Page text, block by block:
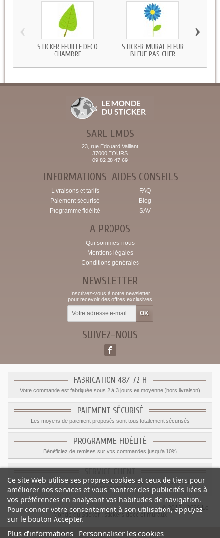
STICKER FEUILLE DECO
CHAMBRE
STICKER MURAL FLEUR
BLEUE PAS CHER
‹ ›
SARL LMDS
23, rue Edouard Vaillant
37000 TOURS
09 82 28 47 69
INFORMATIONS
Livraisons et tarifs
Paiement sécurisé
Programme fidélité
AIDES CONSEILS
FAQ
Blog
SAV
A PROPOS
Qui sommes-nous
Mentions légales
Conditions générales
NEWSLETTER
Inscrivez-vous à notre newsletter
pour recevoir des offres exclusives
SUIVEZ-NOUS
FABRICATION 48/ 72 H
Votre commande est fabriquée sous 2 à 3 jours en moyenne (hors livraison)
PAIEMENT SÉCURISÉ
Les moyens de paiement proposés sont tous totalement sécurisés
PROGRAMME FIDÉLITÉ
Bénéficiez de remises sur vos commandes jusqu'a 10%
Le service client est a votre disposition du lundi au vendredi de 8h à 17h
09.82.28.47.69.
© 2012 - 2026 Le
Monde du Sticker :
stickers déco et muraux
Ce site Web utilise ses propres cookies et ceux de tiers pour
améliorer nos services et vous montrer des publicités liées à
vos préférences en analysant vos habitudes de navigation.
Pour donner votre consentement à son utilisation, appuyez
sur le bouton Accepter.
Plus d'informations Personnaliser les cookies